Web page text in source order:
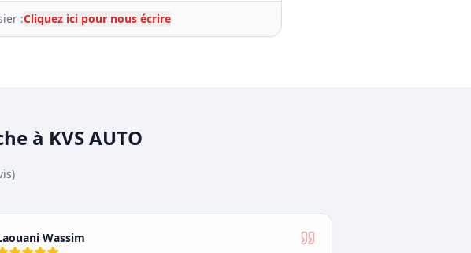
:Cliquez ici pour nous écrire
à KVS AUTO
)
Wassim